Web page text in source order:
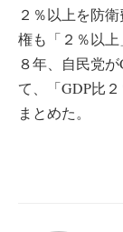
２％以上を防
権も「２％以上
８年、自民党
て、「GDP比
まとめた。